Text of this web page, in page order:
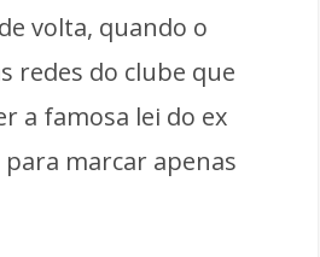
volta, quando o
redes do clube que
a famosa lei do ex
marcar apenas